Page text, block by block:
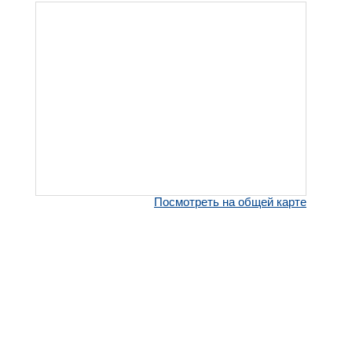
Посмотреть на общей карте